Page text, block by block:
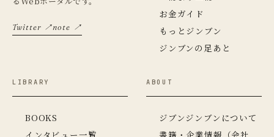
Twitter ↗note ↗
お金ガイド
もっとジンブン
ジンブンの足あと
LIBRARY
BOOKS
ABOUT
ジブンジンブンについて